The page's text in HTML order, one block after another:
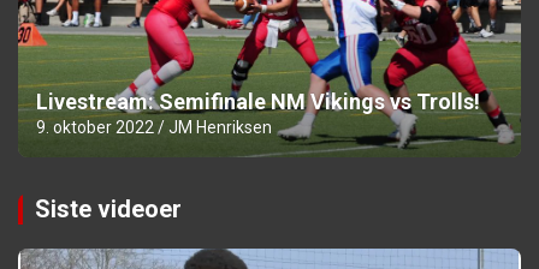
Livestream: Semifinale NM Vikings vs Trolls!
9. oktober 2022 JM Henriksen
Siste videoer